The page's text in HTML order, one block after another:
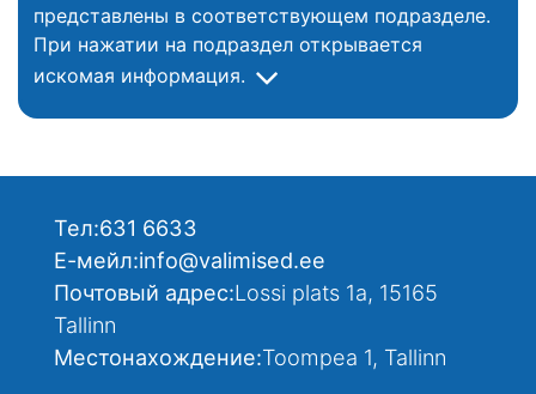
представлены в соответствующем подразделе.
При нажатии на подраздел открывается
искомая информация.
Тел:631 6633
Е-мейл:info@valimised.ee
Почтовый адрес:Lossi plats 1a, 15165
Tallinn
Местонахождение:Toompea 1, Tallinn